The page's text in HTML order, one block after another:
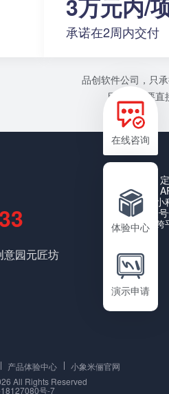
在线咨询
体验中心
演示申请
3万元内/
承诺在2周内交付
品创软件公司，只
目或者需要
意园元匠坊
公众
产品体验中心 小象米俪官网
All Rights Reserved
号-7